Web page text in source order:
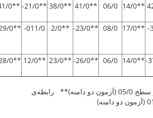
**14/0
06/0
**41/0
**38/0
**21/0-
**41/0
**17/0
08/0
**23/0-
**2/0
011/0-
**29/0-
**14/0
06/0
**26/0-
**23/0
**12/0
**28/0-
*رابطه‌ی معنادار در سطح 05/0 (آزمون دو دامنه)** رابطه‌ی